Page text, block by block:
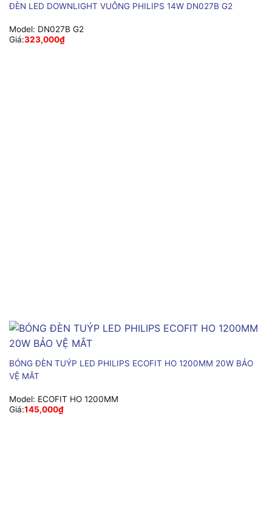
ĐÈN LED DOWNLIGHT VUÔNG PHILIPS 14W DN027B G2
Model: DN027B G2
Giá:323,000₫
BÓNG ĐÈN TUÝP LED PHILIPS ECOFIT HO 1200MM 20W BẢO
VỆ MẮT
Model: ECOFIT HO 1200MM
Giá:145,000₫